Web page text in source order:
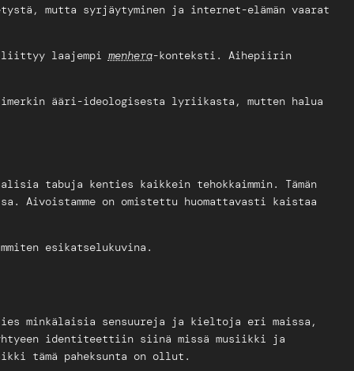
mutta syrjäytyminen ja internet-elämän vaarat
liittyy laajempi menhera-konteksti. Aihepiirin
ääri-ideologisesta lyriikasta, mutten halua
tabuja kenties kaikkein tehokkaimmin. Tämän
Aivoistamme on omistettu huomattavasti kaistaa
esikatselukuvina.
minkälaisia sensuureja ja kieltoja eri maissa,
identiteettiin siinä missä musiikki ja
tämä paheksunta on ollut.